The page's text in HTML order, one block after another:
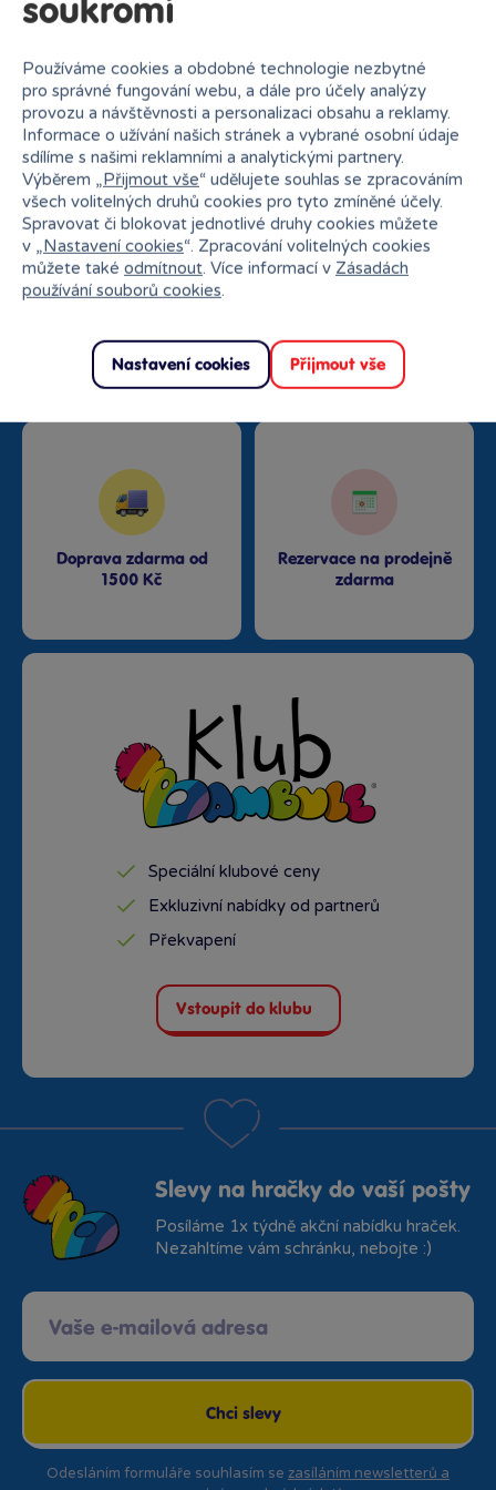
Proč nakupovat v Bambuli?
trhu
27 kamenných prodejen
Doprava zdarma od
1500 Kč
Rezervace na prodejně
zdarma
Speciální klubové ceny
Exkluzivní nabídky od partnerů
Překvapení
Vstoupit do klubu
Slevy na hračky do vaší pošty
Posíláme 1x týdně akční nabídku hraček.
Nezahltíme vám schránku, nebojte :)
Chci slevy
Odesláním formuláře souhlasím se zasíláním newsletterů a
soukromí
Používáme cookies a obdobné technologie nezbytné
pro správné fungování webu, a dále pro účely analýzy
provozu a návštěvnosti a personalizaci obsahu a reklamy.
Informace o užívání našich stránek a vybrané osobní údaje
sdílíme s našimi reklamními a analytickými partnery.
Výběrem „Přijmout vše“ udělujete souhlas se zpracováním
všech volitelných druhů cookies pro tyto zmíněné účely.
Spravovat či blokovat jednotlivé druhy cookies můžete
v „Nastavení cookies“. Zpracování volitelných cookies
můžete také odmítnout. Více informací v Zásadách
používání souborů cookies.
Nastavení cookies Přijmout vše